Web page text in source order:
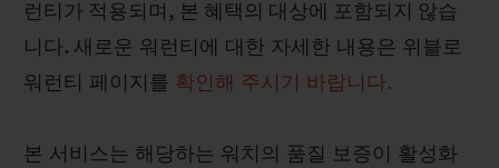
런티가 적용되며 , 본 혜택의 대상에 포함되지 않습
니다. 새로운 워런티에 대한 자세한 내용은 위블로
워런티 페이지를 확인해 주시기 바랍니다.
본 서비스는 해당하는 워치의 품질 보증이 활성화